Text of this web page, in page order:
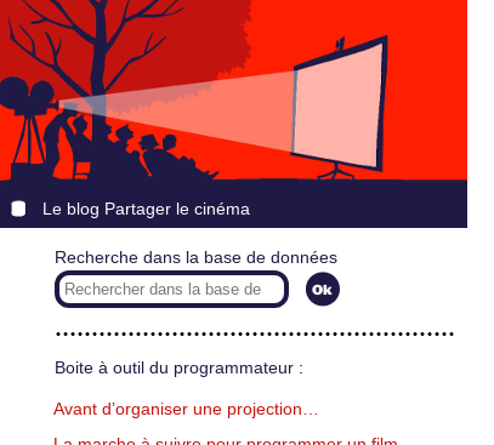
Le blog Partager le cinéma
Recherche dans la base de données
Boite à outil du programmateur :
Avant d’organiser une projection…